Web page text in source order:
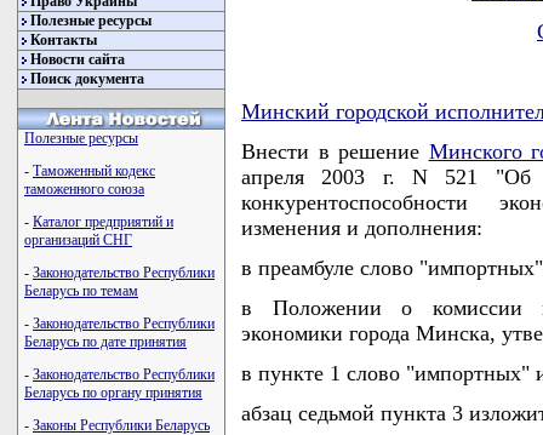
Полезные ресурсы
Контакты
Новости сайта
Поиск документа
Полезные ресурсы
- Таможенный кодекс
таможенного союза
- Каталог предприятий и
организаций СНГ
- Законодательство Республики
Беларусь по темам
- Законодательство Республики
Беларусь по дате принятия
- Законодательство Республики
Беларусь по органу принятия
- Законы Республики Беларусь
Минский городской
Внести в решение Минского
апреля 2003 г. N 521 "Об
конкурентоспособности
изменения и дополнения:
в преамбуле слово
в Положении о комиссии
экономики города Минска,
в пункте 1 слово "импортных"
абзац седьмой пункта 3